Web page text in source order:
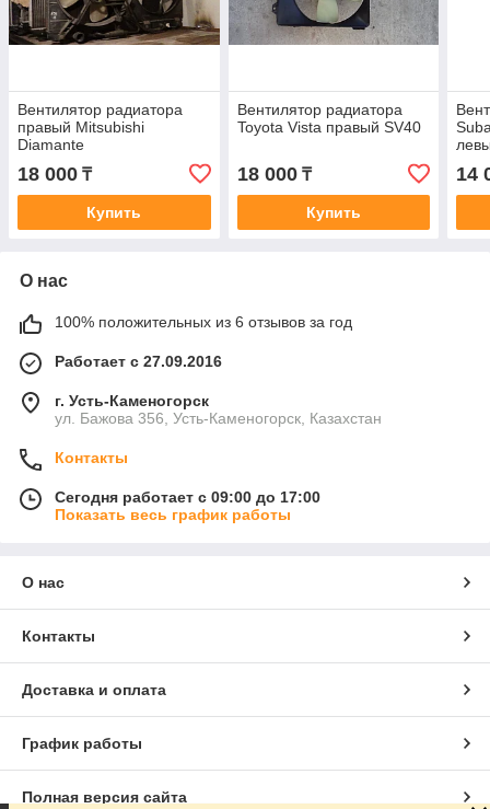
Вентилятор радиатора
правый Mitsubishi
Diamante
18 000 ₸
Купить
Вентилятор радиатора
Toyota Vista правый SV40
18 000₸
Купить
14
О нас
100% положительных из 6 отзывов за год
Работает с 27.09.2016
г. Усть-Каменогорск
ул. Бажова 356, Усть-Каменогорск, Казахстан
Контакты
Сегодня работает с 09:00 до 17:00
Показать весь график работы
О нас
Контакты
Доставка и оплата
График работы
Полная версия сайта